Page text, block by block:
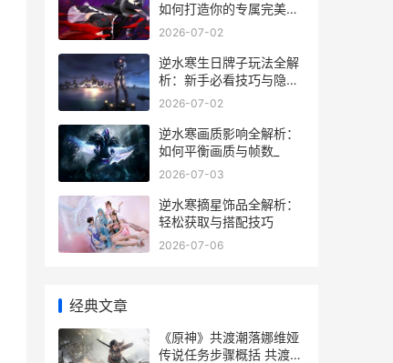
如何打造你的专属完美角
色
2026-07-02
逆水寒生日牌子玩法全解
析：新手必看技巧与隐藏
彩蛋
2026-07-02
逆水寒画质影响全解析：
如何平衡画质与帧数_
2026-07-03
逆水寒摘星饰品全解析：
轻松获取与搭配技巧
2026-07-06
经典文章
《原神》共渡潮落娜维娅
传说任务步骤概括 共渡啥